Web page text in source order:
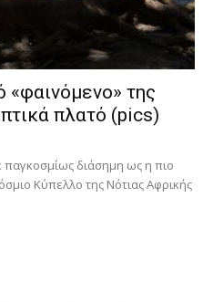
της
πλατό (pics)
παγκοσμίως διάσημη ως η πιο
Κύπελλο της Νότιας Αφρικής